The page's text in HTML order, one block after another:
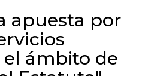
apuesta por
ámbito de